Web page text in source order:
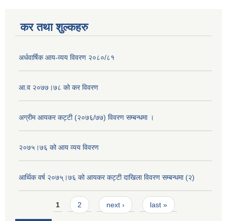
कर तथा शुल्कहरु
अर्धवार्षिक आय-व्यय विवरण २०८०/८१
आ.व २०७७।७८ को कर विवरण
अग्रीम आयकर कट्टी (२०७६/७७) विवरण सम्बन्धमा ।
२०७५।७६ को आय व्यय विवरण
आर्थिक वर्ष २०७५्।७६ को आयकर कट्टी दाखिला विवरण सम्बन्धमा (२)
Pages1 2 next › last »